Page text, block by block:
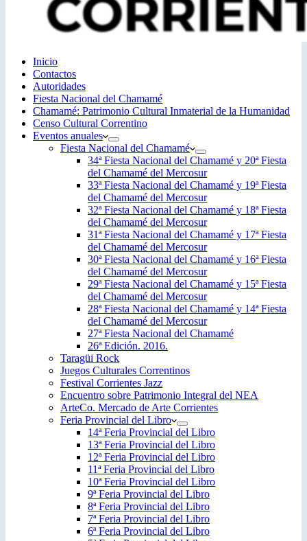
Inicio
Contactos
Autoridades
Fiesta Nacional del Chamamé
Chamamé: Patrimonio Cultural Inmaterial de la Humanidad
Censo Cultural Correntino
Eventos anuales
Fiesta Nacional del Chamamé
34ª Fiesta Nacional del Chamamé y 20ª Fiesta
del Chamamé del Mercosur
33ª Fiesta Nacional del Chamamé y 19ª Fiesta
del Chamamé del Mercosur
32ª Fiesta Nacional del Chamamé y 18ª Fiesta
del Chamamé del Mercosur
31ª Fiesta Nacional del Chamamé y 17ª Fiesta
del Chamamé del Mercosur
30ª Fiesta Nacional del Chamamé y 16ª Fiesta
del Chamamé del Mercosur
29ª Fiesta Nacional del Chamamé y 15ª Fiesta
del Chamamé del Mercosur
28ª Fiesta Nacional del Chamamé y 14ª Fiesta
del Chamamé del Mercosur
27ª Fiesta Nacional del Chamamé
26ª Edición. 2016.
Taragüi Rock
Juegos Culturales Correntinos
Festival Corrientes Jazz
Encuentro sobre Patrimonio Integral del NEA
ArteCo. Mercado de Arte Corrientes
Feria Provincial del Libro
14ª Feria Provincial del Libro
13ª Feria Provincial del Libro
12ª Feria Provincial del Libro
11ª Feria Provincial del Libro
10ª Feria Provincial del Libro
9ª Feria Provincial del Libro
8ª Feria Provincial del Libro
7ª Feria Provincial del Libro
6ª Feria Provincial del Libro